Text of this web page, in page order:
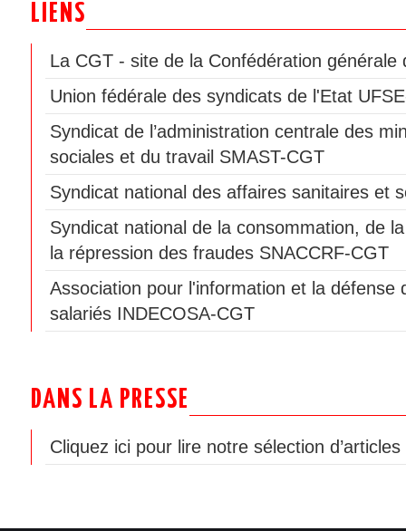
LIENS
La CGT - site de la Confédération générale
Union fédérale des syndicats de l'Etat
Syndicat de l’administration centrale des
sociales et du travail SMAST-CGT
Syndicat national des affaires sanitaires et
Syndicat national de la consommation, de
la répression des fraudes SNACCRF-CGT
Association pour l'information et la défense
salariés INDECOSA-CGT
DANS LA PRESSE
Cliquez ici pour lire notre sélection